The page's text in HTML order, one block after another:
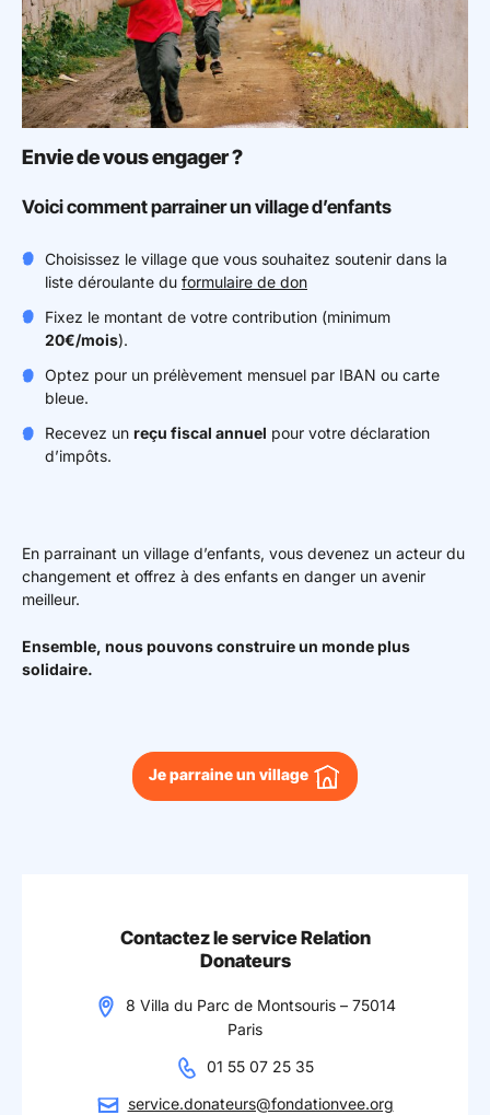
Envie de vous engager ?
Voici comment parrainer un village d’enfants
Choisissez le village que vous souhaitez soutenir dans la
liste déroulante du formulaire de don
Fixez le montant de votre contribution (minimum
20€/mois).
Optez pour un prélèvement mensuel par IBAN ou carte
bleue.
Recevez un reçu fiscal annuel pour votre déclaration
d’impôts.
En parrainant un village d’enfants, vous devenez un acteur du
changement et offrez à des enfants en danger un avenir
meilleur.
Ensemble, nous pouvons construire un monde plus
solidaire.
Je parraine un village
Contactez le service Relation
Donateurs
8 Villa du Parc de Montsouris – 75014
Paris
01 55 07 25 35
service.donateurs@fondationvee.org